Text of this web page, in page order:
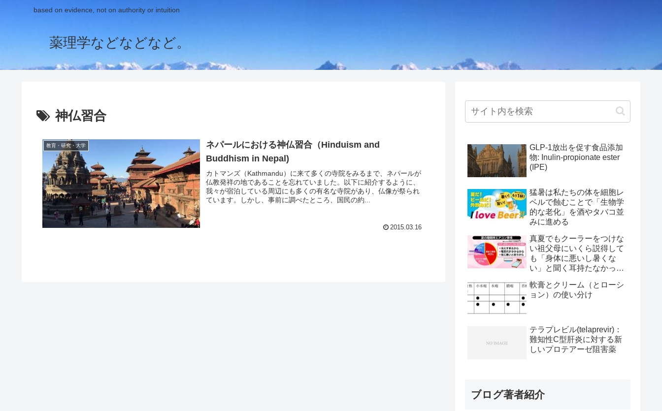
based on evidence, not on authority or intuition
薬理学などなどなど。
神仏習合
教育・研究・大学
ネパールにおける神仏習合（Hinduism and
Buddhism in Nepal)
カトマンズ（Kathmandu）に来て多くの寺院をみるまで、ネパールが
仏教発祥の地であることを忘れていました。以下に紹介するように、
我々が宿泊している周辺にも多くの有名な寺院があり、仏像が祭られ
ています。しかし、事前に調べたところ、国民の約...
2015.03.16
GLP-1放出を促す食品添加
物: Inulin-propionate ester
(IPE)
猛暑は私たちの体を細胞レ
ベルで蝕むことで「生物学
的な老化」を酒やタバコ並
みに進める
真夏でもクーラーをつけな
い祖父母にいくら説得して
も「身体に悪いし暑くな
い」と聞く耳持たなかった
から嘘みたいに部屋が冷え
るようになった
軟膏とクリーム（とローシ
ョン）の使い分け
テラプレビル(telaprevir)：
難知性C型肝炎に対する新
しいプロテアーゼ阻害薬
ブログ著者紹介